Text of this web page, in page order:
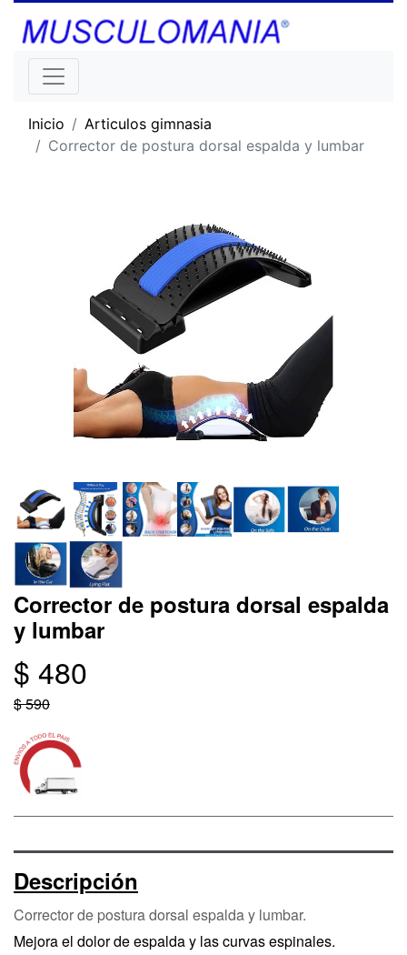
Inicio
Articulos gimnasia
Corrector de postura dorsal espalda y lumbar
Corrector de postura dorsal espalda
y lumbar
$ 480
$ 590
Descripción
Corrector de postura dorsal espalda y lumbar.
Mejora el dolor de espalda y las curvas espinales.